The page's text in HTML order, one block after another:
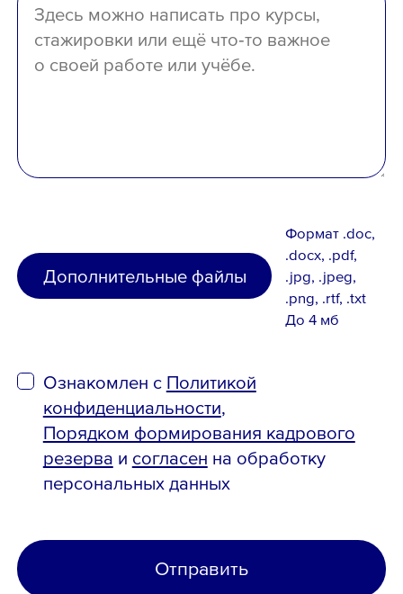
Дополнительные файлы
Формат .doc,
.docx, .pdf,
.jpg, .jpeg,
.png, .rtf, .txt
До 4 мб
Ознакомлен с Политикой
конфиденциальности,
Порядком формирования кадрового
резерва и согласен на обработку
персональных данных
Отправить